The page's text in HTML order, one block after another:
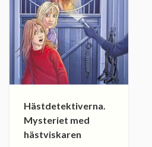
Hästdetektiverna.
Mysteriet med
hästviskaren